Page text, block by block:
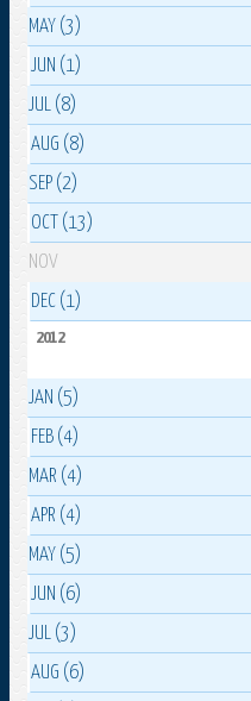
MAY (3)
JUN (1)
JUL (8)
AUG (8)
SEP (2)
OCT (13)
NOV
DEC (1)
2012
JAN (5)
FEB (4)
MAR (4)
APR (4)
MAY (5)
JUN (6)
JUL (3)
AUG (6)